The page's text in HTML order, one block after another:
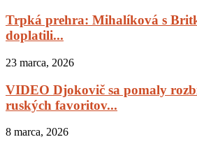
Trpká prehra: Mihalíková s
doplatili...
23 marca, 2026
VIDEO Djokovič sa pomaly
ruských favoritov...
8 marca, 2026